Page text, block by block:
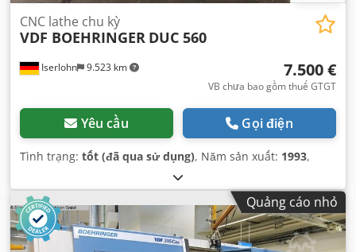
Iserlohn 9.523 km
CNC lathe chu kỳ
VDF BOEHRINGER DUC 560
7.500 €
VB chưa bao gồm thuế GTGT
Yêu cầu Gọi điện
Tình trạng: tốt (đã qua sử dụng), Năm sản xuất: 1993,
Quảng cáo nhỏ